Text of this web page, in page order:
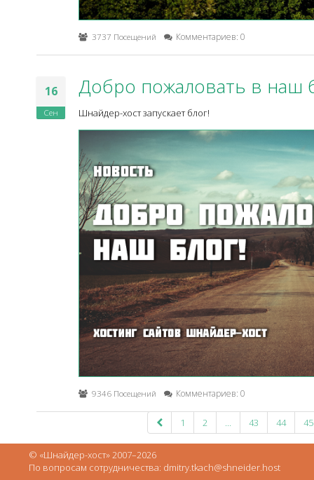
3737 Посещений Комментариев: 0
16
Сен
Добро пожаловать в наш
Шнайдер-хост запускает блог!
9346 Посещений Комментариев: 0
1 2 ... 43 44 45
© «Шнайдер-хост» 2007–2026
По вопросам сотрудничества: dmitry.tkach@shneider.host